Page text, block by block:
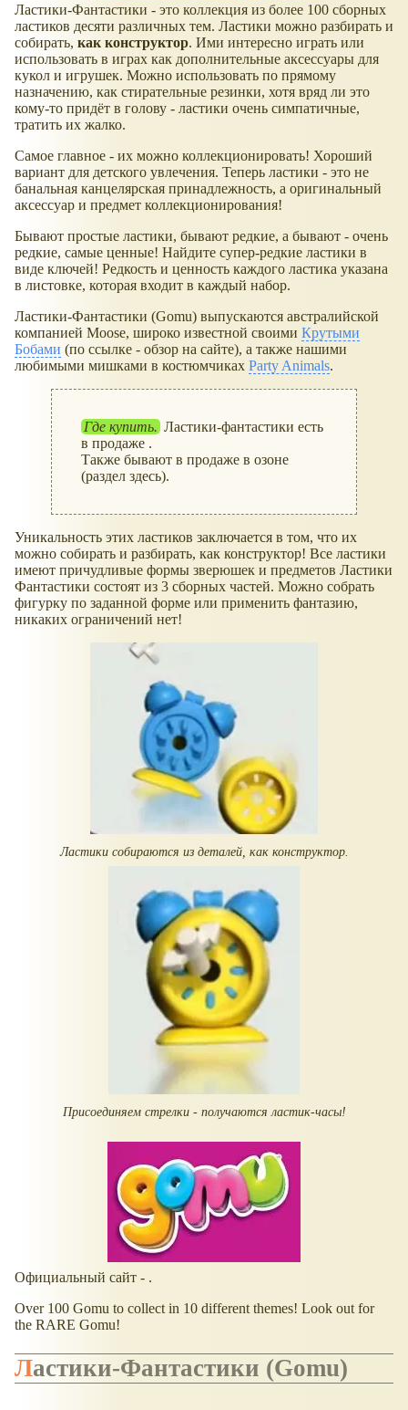
Ластики-Фантастики - это коллекция из более 100 сборных
ластиков десяти различных тем. Ластики можно разбирать и
собирать, как конструктор. Ими интересно играть или
использовать в играх как дополнительные аксессуары для
кукол и игрушек. Можно использовать по прямому
назначению, как стирательные резинки, хотя вряд ли это
кому-то придёт в голову - ластики очень симпатичные,
тратить их жалко.
Самое главное - их можно коллекционировать! Хороший
вариант для детского увлечения. Теперь ластики - это не
банальная канцелярская принадлежность, а оригинальный
аксессуар и предмет коллекционирования!
Бывают простые ластики, бывают редкие, а бывают - очень
редкие, самые ценные! Найдите супер-редкие ластики в
виде ключей! Редкость и ценность каждого ластика указана
в листовке, которая входит в каждый набор.
Ластики-Фантастики (Gomu) выпускаются австралийской
компанией Moose, широко известной своими Крутыми
Бобами (по ссылке - обзор на сайте), а также нашими
любимыми мишками в костюмчиках Party Animals.
Где купить. Ластики-фантастики есть
в продаже .
Также бывают в продаже в озоне
(раздел здесь).
Уникальность этих ластиков заключается в том, что их
можно собирать и разбирать, как конструктор! Все ластики
имеют причудливые формы зверюшек и предметов Ластики
Фантастики состоят из 3 сборных частей. Можно собрать
фигурку по заданной форме или применить фантазию,
никаких ограничений нет!
Ластики собираются из деталей, как конструктор.
Присоединяем стрелки - получаются ластик-часы!
Официальный сайт - .
Over 100 Gomu to collect in 10 different themes! Look out for
the RARE Gomu!
Ластики-Фантастики (Gomu)